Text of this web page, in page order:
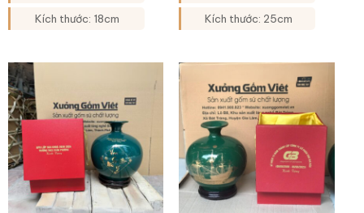
Kích thước: 18cm Kích thước: 25cm